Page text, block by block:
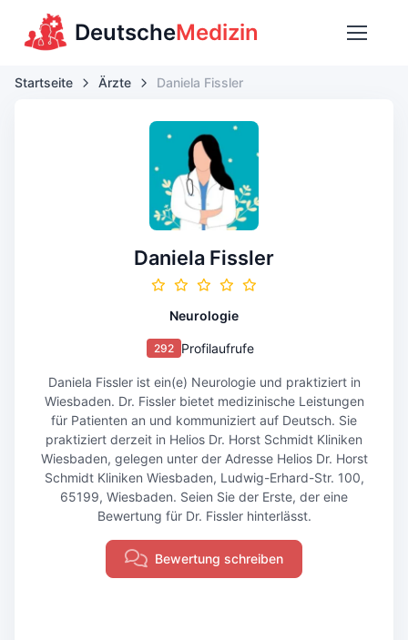
DeutscheMedizin
Startseite Ärzte Daniela Fissler
Daniela Fissler
Neurologie
292 Profilaufrufe
Daniela Fissler ist ein(e) Neurologie und praktiziert in
Wiesbaden. Dr. Fissler bietet medizinische Leistungen
für Patienten an und kommuniziert auf Deutsch. Sie
praktiziert derzeit in Helios Dr. Horst Schmidt Kliniken
Wiesbaden, gelegen unter der Adresse Helios Dr. Horst
Schmidt Kliniken Wiesbaden, Ludwig-Erhard-Str. 100,
65199, Wiesbaden. Seien Sie der Erste, der eine
Bewertung für Dr. Fissler hinterlässt.
Bewertung schreiben